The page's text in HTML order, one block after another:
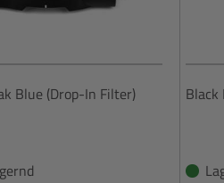
Blue (Drop-In Filter)